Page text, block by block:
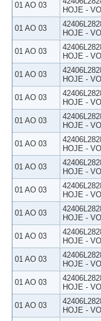
01 AO 03
HOJE -
01 AO 03
HOJE -
01 AO 03
HOJE -
01 AO 03
HOJE -
01 AO 03
HOJE -
01 AO 03
HOJE -
01 AO 03
HOJE -
01 AO 03
HOJE -
01 AO 03
HOJE -
01 AO 03
HOJE -
01 AO 03
HOJE -
01 AO 03
HOJE -
01 AO 03
HOJE -
01 AO 03
HOJE -